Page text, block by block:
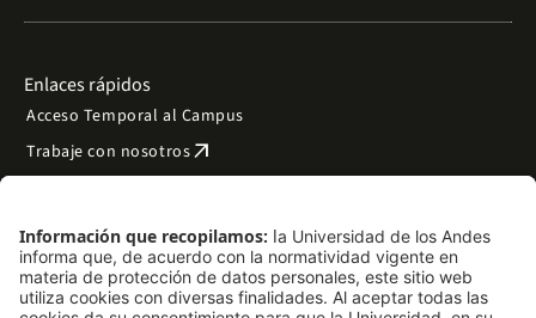
Enlaces rápidos
Acceso Temporal al Campus
Trabaje con nosotrosarrow_outward
Preguntas frecuentes
Filantropía y donacionesarrow_outward
Mapa del sitio arrow_outward